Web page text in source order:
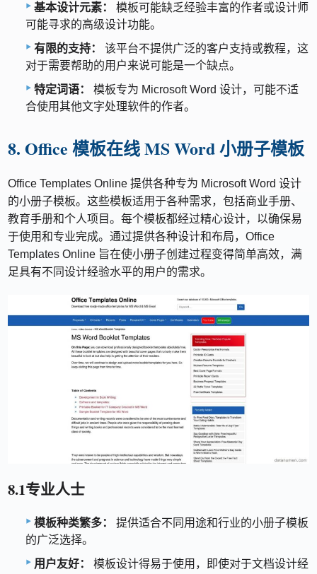
基本设计元素：
模板可能缺乏经验丰富的作者或设计师
可能寻求的高级设计功能。
有限的支持：
该平台不提供广泛的客户支持或教程，这
对于需要帮助的用户来说可能是一个缺点。
特定词语：
模板专为 Microsoft Word 设计，可能不适
合使用其他文字处理软件的作者。
8. Office 模板在线 MS Word 小册子模板
Office Templates Online 提供各种专为 Microsoft Word 设计
的小册子模板。这些模板适用于各种需求，包括商业手册、
教育手册和个人项目。每个模板都经过精心设计，以确保易
于使用和专业完成。通过提供各种设计和布局，Office
Templates Online 旨在使小册子创建过程变得简单高效，满
足具有不同设计经验水平的用户的需求。
8.1专业人士
模板种类繁多：
提供适合不同用途和行业的小册子模板
的广泛选择。
用户友好：
模板设计得易于使用，即使对于文档设计经